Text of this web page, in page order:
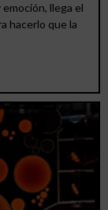
llega el
hacerlo que la